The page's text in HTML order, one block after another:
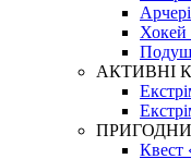
Хокей
АКТИВНІ
Квест